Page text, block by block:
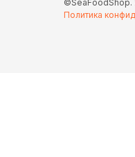
©SeaFoodShop.
Политика